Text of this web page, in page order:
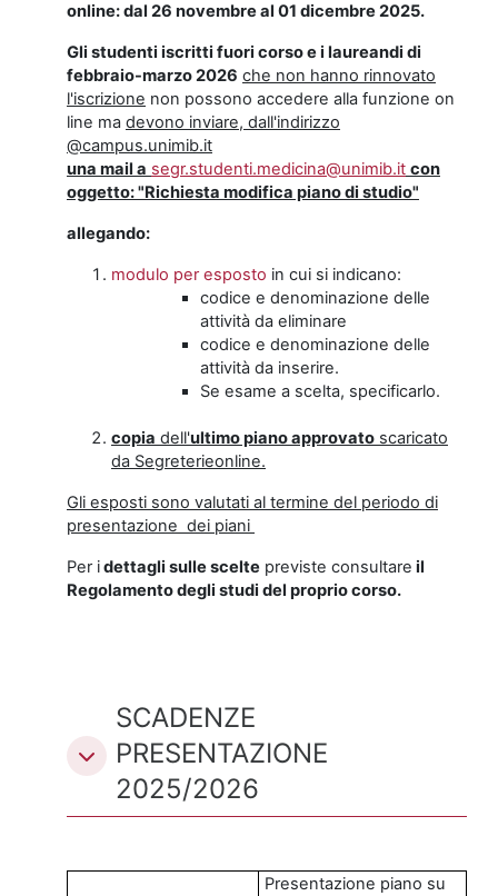
online: dal 26 novembre al 01 dicembre 2025.
Gli studenti iscritti fuori corso e i laureandi di
febbraio-marzo 2026 che non hanno rinnovato
l'iscrizione non possono accedere alla funzione on
line ma devono inviare, dall'indirizzo
@campus.unimib.it
una mail a segr.studenti.medicina@unimib.it con
oggetto: "Richiesta modifica piano di studio"
allegando:
modulo per esposto in cui si indicano:
codice e denominazione delle
attività da eliminare
codice e denominazione delle
attività da inserire.
Se esame a scelta, specificarlo.
copia dell'ultimo piano approvato scaricato
da Segreterieonline.
Gli esposti sono valutati al termine del periodo di
presentazione dei piani
Per idettagli sulle scelte previste consultare il
Regolamento degli studi del proprio corso.
SCADENZE
PRESENTAZIONE
2025/2026
Presentazione piano su